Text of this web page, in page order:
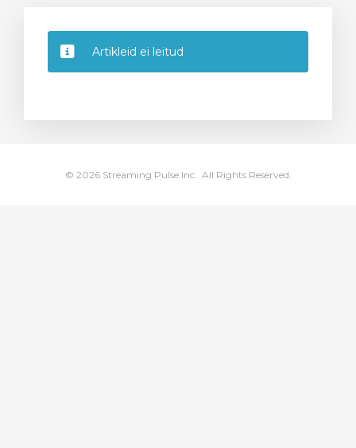
Artikleid ei leitud
© 2026 Streaming Pulse Inc.. All Rights Reserved.